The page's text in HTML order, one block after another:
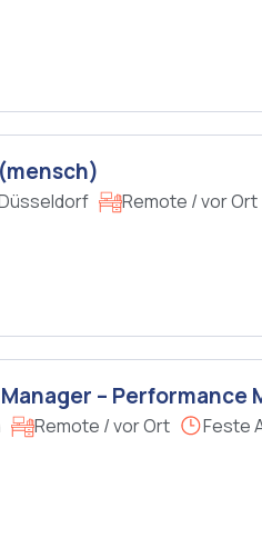
Remote / vor Ort
–
Remote / vor Ort Feste